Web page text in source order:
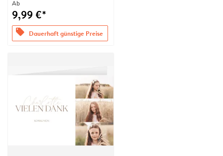
Ab
9,99 €*
offers Dauerhaft günstige Preise